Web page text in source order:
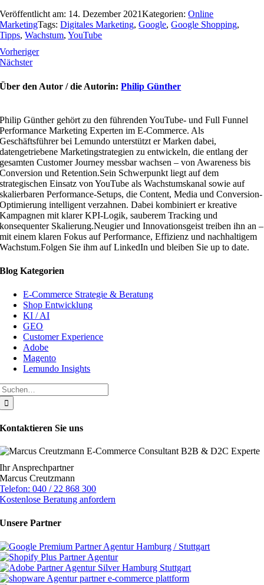
Veröffentlicht am: 14. Dezember 2021Kategorien:Online
MarketingTags:Digitales Marketing,Google,Google Shopping,
Tipps,Wachstum,YouTube
Vorheriger
Nächster
Über den Autor / die Autorin:Philip Günther
Philip Günther gehört zu den führenden YouTube- und Full Funnel
Performance Marketing Experten im E-Commerce. Als
Geschäftsführer bei Lemundo unterstützt er Marken dabei,
datengetriebene Marketingstrategien zu entwickeln, die entlang der
gesamten Customer Journey messbar wachsen – von Awareness bis
Conversion und Retention.Sein Schwerpunkt liegt auf dem
strategischen Einsatz von YouTube als Wachstumskanal sowie auf
skalierbaren Performance-Setups, die Content, Media und Conversion-
Optimierung intelligent verzahnen. Dabei kombiniert er kreative
Kampagnen mit klarer KPI-Logik, sauberem Tracking und
konsequenter Skalierung.Neugier und Innovationsgeist treiben ihn an –
mit einem klaren Fokus auf Performance, Effizienz und nachhaltigem
Wachstum.Folgen Sie ihm auf LinkedIn und bleiben Sie up to date.
Blog Kategorien
E-Commerce Strategie & Beratung
Shop Entwicklung
KI / AI
GEO
Customer Experience
Adobe
Magento
Lemundo Insights
Kontaktieren Sie uns
Ihr Ansprechpartner
Marcus Creutzmann
Telefon: 040 / 22 868 300
Kostenlose Beratung anfordern
Unsere Partner